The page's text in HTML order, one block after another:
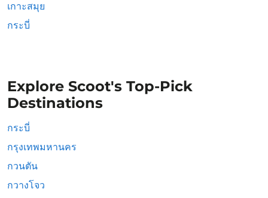
เกาะสมุย
กระบี่
Explore Scoot's Top-Pick
Destinations
กระบี่
กรุงเทพมหานคร
กวนตัน
กวางโจว